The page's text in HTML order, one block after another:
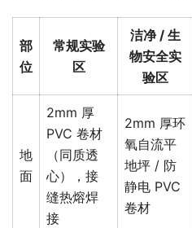
部
位
常规实验
区
洁净 / 生
物安全实
验区
地
面
2mm 厚
PVC 卷材
（同质透
心），接
缝热熔焊
接
2mm 厚环
氧自流平
地坪 / 防
静电 PVC
卷材